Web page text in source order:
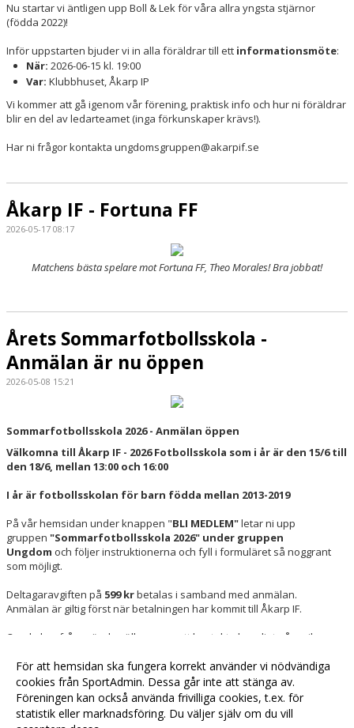
Nu startar vi äntligen upp Boll & Lek för våra allra yngsta stjärnor
(födda 2022)!
Inför uppstarten bjuder vi in alla föräldrar till ett informationsmöte:
När: 2026-06-15 kl. 19:00
Var: Klubbhuset, Åkarp IP
Vi kommer att gå igenom vår förening, praktisk info och hur ni föräldrar
blir en del av ledarteamet (inga förkunskaper krävs!).
Har ni frågor kontakta ungdomsgruppen@akarpif.se
Åkarp IF - Fortuna FF
2026-05-17 08:17
Matchens bästa spelare mot Fortuna FF, Theo Morales! Bra jobbat!
Årets Sommarfotbollsskola -
Anmälan är nu öppen
2026-05-08 15:21
Sommarfotbollsskola 2026 - Anmälan öppen
Välkomna till Åkarp IF - 2026 Fotbollsskola som i år är den 15/6 till
den 18/6, mellan 13:00 och 16:00
I år är fotbollsskolan för barn födda mellan 2013-2019
På vår hemsidan under knappen "BLI MEDLEM"letar ni upp
gruppen "Sommarfotbollsskola 2026" under gruppen
Ungdom och följer instruktionerna och fyll i formuläret så noggrant
som möjligt.
Deltagaravgiften på 599 krbetalas i samband med anmälan.
Anmälan är giltig först när betalningen har kommit till Åkarp IF.
Om du har frågor är du välkommen att kontakta kansliet på mail
Fler nyheter >>
För att hemsidan ska fungera korrekt använder vi nödvändiga
cookies från SportAdmin. Dessa går inte att stänga av.
Föreningen kan också använda frivilliga cookies, t.ex. för
statistik eller marknadsföring. Du väljer själv om du vill